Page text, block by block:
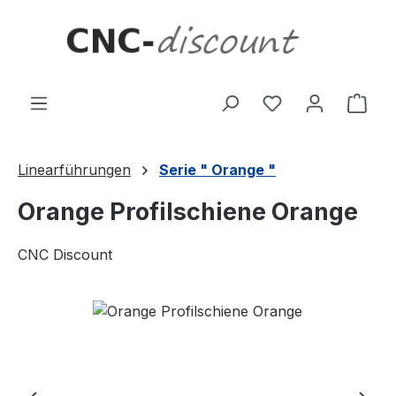
Linearführungen Serie " Orange "
Orange Profilschiene Orange
CNC Discount
Bildergalerie überspringen